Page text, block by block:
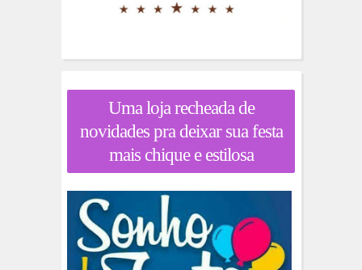
Uma loja recheada de
novidades pra deixar sua festa
mais chique e estilosa